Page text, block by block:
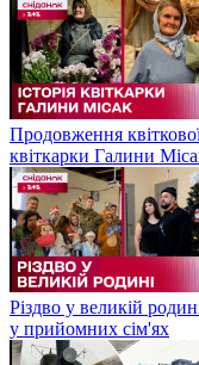
Продовження квіткової
квіткарки Галини
Різдво у великій
у прийомних сім'ях